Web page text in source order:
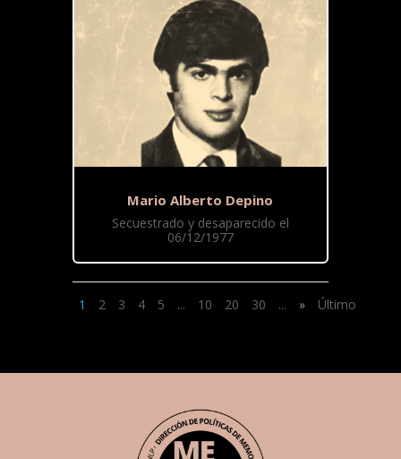
Mario Alberto Depino
Secuestrado y desaparecido el
06/12/1977
1 2 3 4 5 ... 10 20 30 ... » Último